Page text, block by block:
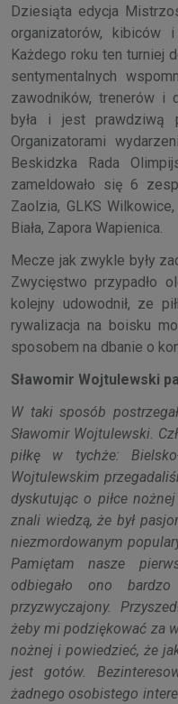
Dziesiąta edycja
organizatorów, kibiców
Każdego roku ten turniej
sentymentalnych
zawodników, trenerów i
była i jest prawdziwą
Organizatorami
Beskidzka Rada
zameldowało się 6
Zaolzia, GLKS
Biała, Zapora Wapienica.
Mecze jak zwykle były
Zwycięstwo przypadło
kolejny udowodnił, ze
rywalizacja na boisku
sposobem na dbanie o
Sławomir Wojtulewski
W taki sposób
Sławomir Wojtulewski.
piłkę w tychże:
Wojtulewskim
dyskutując o piłce
znali wiedzą, że był
niezmordowanym
Pamiętam nasze
odbiegało ono
przyzwyczajony.
żeby mi podziękować za
nożnej i powiedzieć, że
jest gotów.
żadnego osobistego